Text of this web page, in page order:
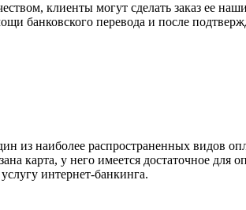
клиенты могут сделать заказ ее
банковского перевода и после
из наиболее распространенных видов
карта, у него имеется достаточное
интернет-банкинга.